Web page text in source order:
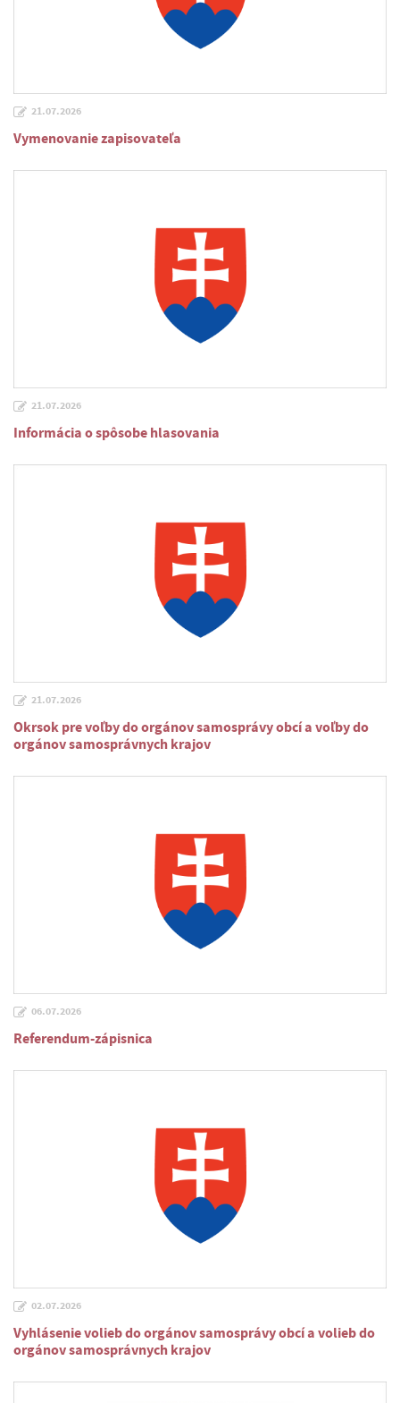
21.07.2026
Vymenovanie zapisovateľa
21.07.2026
Informácia o spôsobe hlasovania
21.07.2026
Okrsok pre voľby do orgánov samosprávy obcí a voľby do
orgánov samosprávnych krajov
06.07.2026
Referendum-zápisnica
02.07.2026
Vyhlásenie volieb do orgánov samosprávy obcí a volieb do
orgánov samosprávnych krajov